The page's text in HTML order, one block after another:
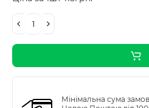
Мінімальна сума